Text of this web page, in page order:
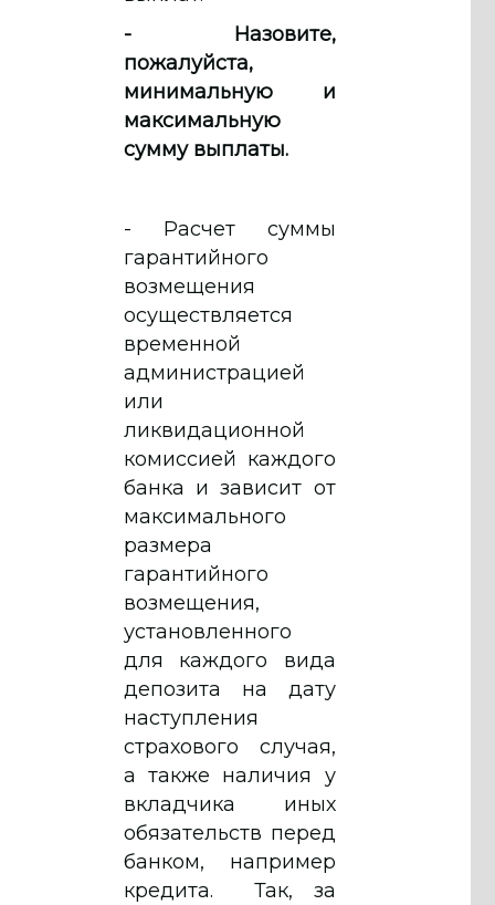
- Назовите,
пожалуйста,
минимальную и
максимальную
сумму выплаты.
- Расчет суммы
гарантийного
возмещения
осуществляется
временной
администрацией
или
ликвидационной
комиссией каждого
банка и зависит от
максимального
размера
гарантийного
возмещения,
установленного
для каждого вида
депозита на дату
наступления
страхового случая,
а также наличия у
вкладчика иных
обязательств перед
банком, например
кредита. Так, за